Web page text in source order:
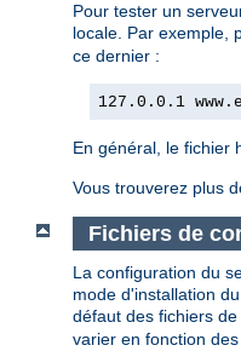
Pour tester un
locale. Par exemple,
ce dernier :
127.0.0.1
En général, le fichier
Vous trouverez plus
Fichiers de
La configuration du
mode d'installation
défaut des fichiers
varier en fonction